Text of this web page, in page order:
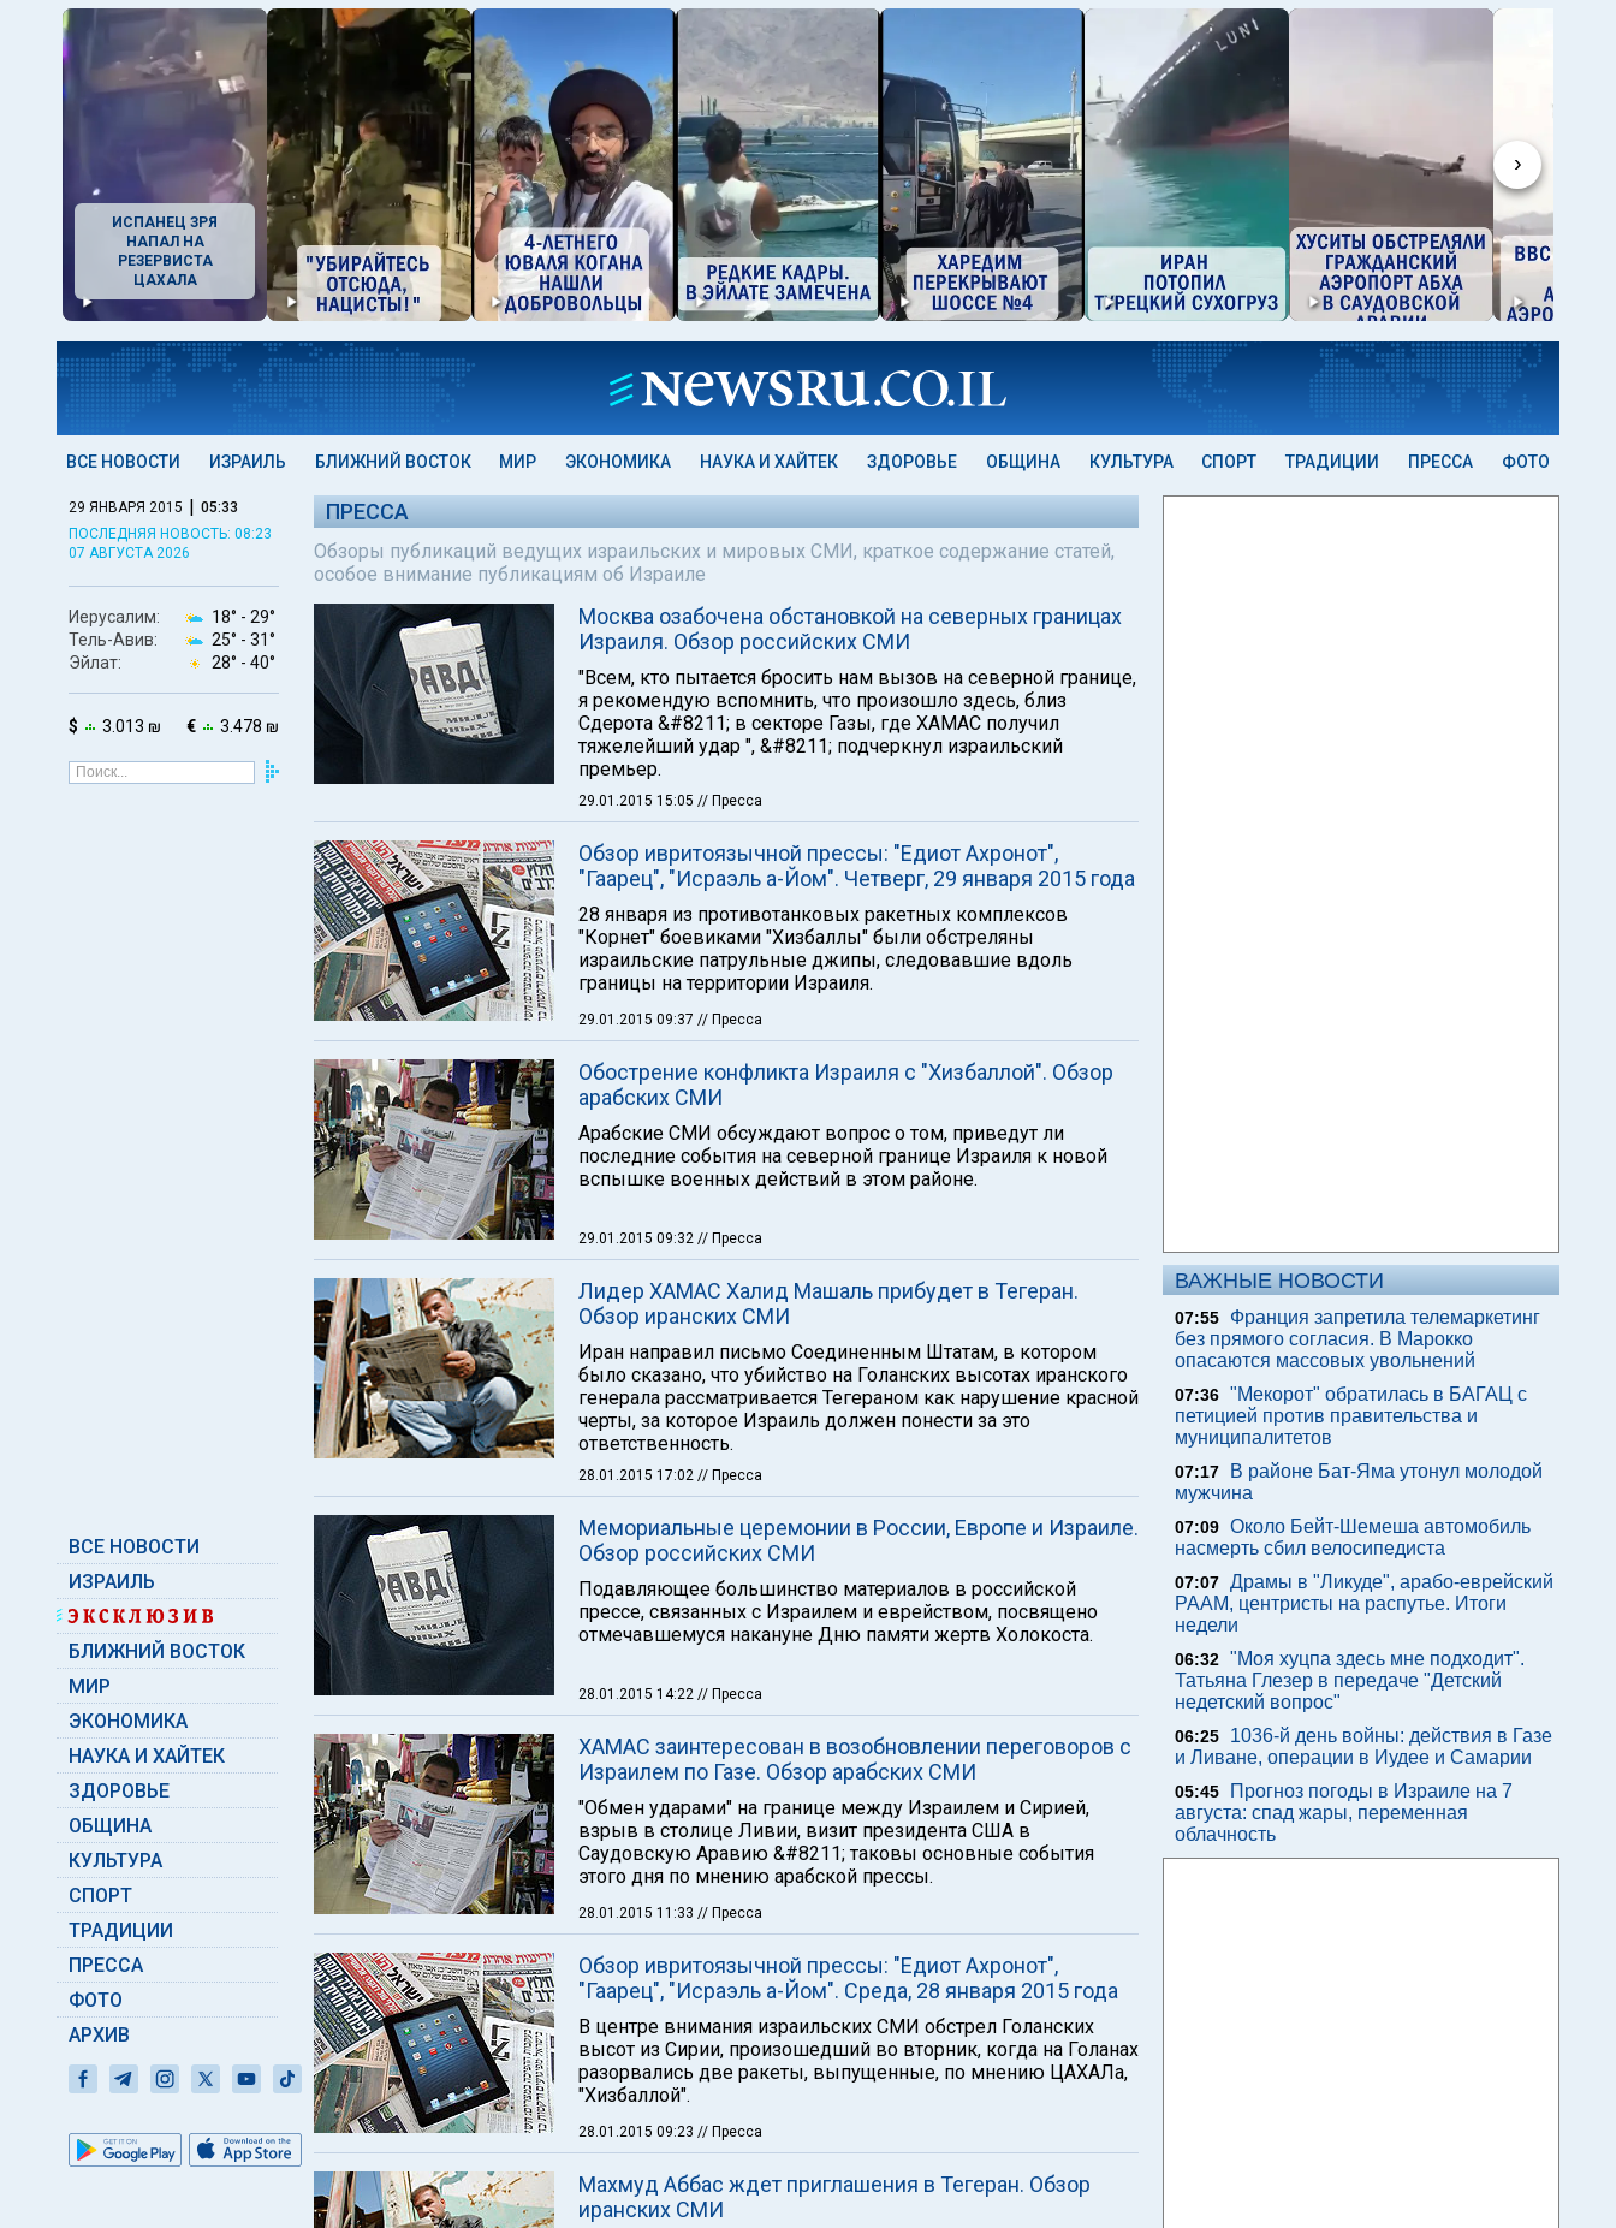
›
ИСПАНЕЦ ЗРЯ
НАПАЛ НА
РЕЗЕРВИСТА
ЦАХАЛА
ВСЕ НОВОСТИ ИЗРАИЛЬ БЛИЖНИЙ ВОСТОК МИР ЭКОНОМИКА НАУКА И ХАЙТЕК ЗДОРОВЬЕ ОБЩИНА КУЛЬТУРА СПОРТ ТРАДИЦИИ ПРЕССА ФОТО
29 ЯНВАРЯ 2015 | 05:33
ПОСЛЕДНЯЯ НОВОСТЬ: 08:23
07 АВГУСТА 2026
Иерусалим: 18° - 29°
Тель-Авив:
25° - 31°
Эйлат:
28° - 40°
$ 3.013 ₪ € 3.478 ₪
ВСЕ НОВОСТИ
ИЗРАИЛЬ
БЛИЖНИЙ ВОСТОК
МИР
ЭКОНОМИКА
НАУКА И ХАЙТЕК
ЗДОРОВЬЕ
ОБЩИНА
КУЛЬТУРА
СПОРТ
ТРАДИЦИИ
ПРЕССА
ФОТО
АРХИВ
ПРЕССА
Обзоры публикаций ведущих израильских и мировых СМИ, краткое содержание статей,
особое внимание публикациям об Израиле
Москва озабочена обстановкой на северных границах
Израиля. Обзор российских СМИ
"Всем, кто пытается бросить нам вызов на северной границе,
я рекомендую вспомнить, что произошло здесь, близ
Сдерота &#8211; в секторе Газы, где ХАМАС получил
тяжелейший удар ", &#8211; подчеркнул израильский
премьер.
29.01.2015 15:05 // Пресса
Обзор ивритоязычной прессы: "Едиот Ахронот",
"Гаарец", "Исраэль а-Йом". Четверг, 29 января 2015 года
28 января из противотанковых ракетных комплексов
"Корнет" боевиками "Хизбаллы" были обстреляны
израильские патрульные джипы, следовавшие вдоль
границы на территории Израиля.
29.01.2015 09:37 // Пресса
Обострение конфликта Израиля с "Хизбаллой". Обзор
арабских СМИ
Арабские СМИ обсуждают вопрос о том, приведут ли
последние события на северной границе Израиля к новой
вспышке военных действий в этом районе.
29.01.2015 09:32 // Пресса
Лидер ХАМАС Халид Машаль прибудет в Тегеран.
Обзор иранских СМИ
Иран направил письмо Соединенным Штатам, в котором
было сказано, что убийство на Голанских высотах иранского
генерала рассматривается Тегераном как нарушение красной
черты, за которое Израиль должен понести за это
ответственность.
28.01.2015 17:02 // Пресса
Мемориальные церемонии в России, Европе и Израиле.
Обзор российских СМИ
Подавляющее большинство материалов в российской
прессе, связанных с Израилем и еврейством, посвящено
отмечавшемуся накануне Дню памяти жертв Холокоста.
28.01.2015 14:22 // Пресса
ХАМАС заинтересован в возобновлении переговоров с
Израилем по Газе. Обзор арабских СМИ
"Обмен ударами" на границе между Израилем и Сирией,
взрыв в столице Ливии, визит президента США в
Саудовскую Аравию &#8211; таковы основные события
этого дня по мнению арабской прессы.
28.01.2015 11:33 // Пресса
Обзор ивритоязычной прессы: "Едиот Ахронот",
"Гаарец", "Исраэль а-Йом". Среда, 28 января 2015 года
В центре внимания израильских СМИ обстрел Голанских
высот из Сирии, произошедший во вторник, когда на Голанах
разорвались две ракеты, выпущенные, по мнению ЦАХАЛа,
"Хизбаллой".
28.01.2015 09:23 // Пресса
Махмуд Аббас ждет приглашения в Тегеран. Обзор
иранских СМИ
ВАЖНЫЕ НОВОСТИ
07:55
Франция запретила телемаркетинг
без прямого согласия. В Марокко
опасаются массовых увольнений
07:36 "Мекорот" обратилась в БАГАЦ с
петицией против правительства и
муниципалитетов
07:17
В районе Бат-Яма утонул молодой
мужчина
07:09 Около Бейт-Шемеша автомобиль
насмерть сбил велосипедиста
07:07 Драмы в "Ликуде", арабо-еврейский
РААМ, центристы на распутье. Итоги
недели
06:32 "Моя хуцпа здесь мне подходит".
Татьяна Глезер в передаче "Детский
недетский вопрос"
06:25
1036-й день войны: действия в Газе
и Ливане, операции в Иудее и Самарии
05:45
Прогноз погоды в Израиле на 7
августа: спад жары, переменная
облачность